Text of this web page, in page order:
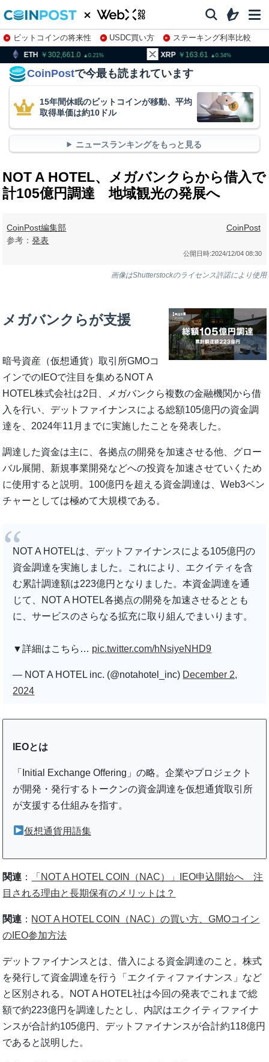
ビットコインの将来性 USDC買い方
ステーキング利率比較
株特集・関連銘柄
0.21 163.61 0.34
CoinPostで今最も読まれています
15年間休眠のビットコインが移動、平均
取得単価は約10ドル
ニュースランキングをもっと見る
NOT A HOTEL、メガバンクらから借入で
計105億円調達 地域観光の発展へ
CoinPost編集部
参考：発表
CoinPost
公開日時:2024/12/04 08:30
画像はShutterstockのライセンス許諾により使用
メガバンクらが支援
暗号資産（仮想通貨）取引所GMOコ
インでのIEOで注目を集めるNOT A
HOTEL株式会社は2日、メガバンクら複数の金融機関から借
入を行い、デットファイナンスによる総額105億円の資金調
達を、2024年11月までに実施したことを発表した。
調達した資金は主に、各拠点の開発を加速させる他、グロー
バル展開、新規事業開発などへの投資を加速させていくため
に使用すると説明。100億円を超える資金調達は、Web3ベン
チャーとしては極めて大規模である。
NOT A HOTELは、デットファイナンスによる105億円の
資金調達を実施しました。これにより、エクイティを含
む累計調達額は223億円となりました。本資金調達を通
じて、NOT A HOTEL各拠点の開発を加速させるととも
に、サービスのさらなる拡充に取り組んでまいります。
▼詳細はこちら… pic.twitter.com/hNsiyeNHD9
— NOT A HOTEL inc. (@notahotel_inc) December 2,
2024
IEOとは
「Initial Exchange Offering」の略。企業やプロジェクト
が開発・発行するトークンの資金調達を仮想通貨取引所
が支援する仕組みを指す。
仮想通貨用語集
関連 ：
「NOT A HOTEL COIN（NAC）」IEO申込開始へ 注
目される理由と長期保有のメリットは？
関連 ： NOT A HOTEL COIN（NAC）の買い方、GMOコイン
のIEO参加方法
デットファイナンスとは、借入による資金調達のこと。株式
を発行して資金調達を行う「エクイティファイナンス」など
と区別される。NOT A HOTEL社は今回の発表でこれまで総
額で約223億円を調達したとし、内訳はエクイティファイナ
ンスが合計約105億円、デットファイナンスが合計約118億円
であると説明した。